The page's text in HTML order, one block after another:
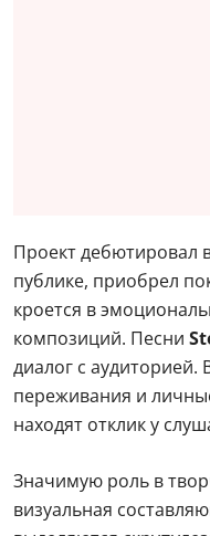
Проект дебютировал
публике, приобрел
кроется в
композиций. Песни
диалог с
переживания и
находят отклик у
Значимую роль в
визуальная